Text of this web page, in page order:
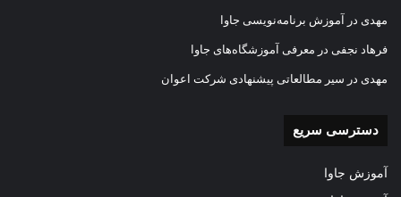
مهدی در آموزش برنامه‌نویسی جاوا
فرهاد نجفی در معرفی آموزشگاه‌های جاوا
مهدی در سیر مطالعاتی پیشنهادی شرکت اعوان
دسترسی سریع
آموزش جاوا